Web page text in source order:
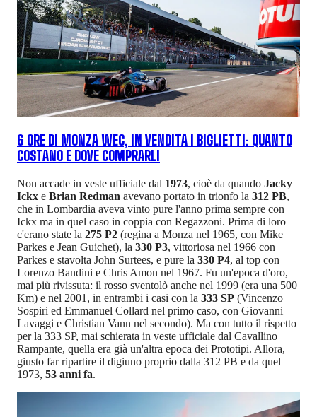
6 ORE DI MONZA WEC, IN VENDITA I BIGLIETTI: QUANTO
COSTANO E DOVE COMPRARLI
Non accade in veste ufficiale dal 1973, cioè da quando Jacky
Ickx e Brian Redman avevano portato in trionfo la 312 PB,
che in Lombardia aveva vinto pure l'anno prima sempre con
Ickx ma in quel caso in coppia con Regazzoni. Prima di loro
c'erano state la 275 P2 (regina a Monza nel 1965, con Mike
Parkes e Jean Guichet), la 330 P3, vittoriosa nel 1966 con
Parkes e stavolta John Surtees, e pure la 330 P4, al top con
Lorenzo Bandini e Chris Amon nel 1967. Fu un'epoca d'oro,
mai più rivissuta: il rosso sventolò anche nel 1999 (era una 500
Km) e nel 2001, in entrambi i casi con la 333 SP (Vincenzo
Sospiri ed Emmanuel Collard nel primo caso, con Giovanni
Lavaggi e Christian Vann nel secondo). Ma con tutto il rispetto
per la 333 SP, mai schierata in veste ufficiale dal Cavallino
Rampante, quella era già un'altra epoca dei Prototipi. Allora,
giusto far ripartire il digiuno proprio dalla 312 PB e da quel
1973, 53 anni fa.